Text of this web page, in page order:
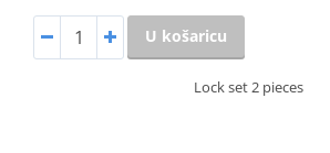
U košaricu
Lock set 2 pieces